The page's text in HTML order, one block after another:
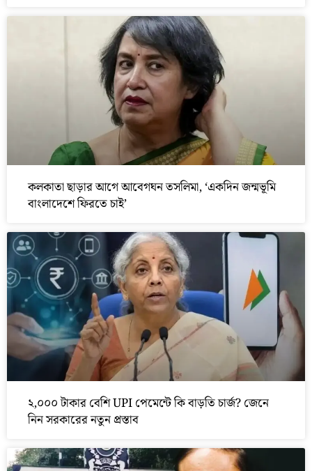
কলকাতা ছাড়ার আগে আবেগঘন তসলিমা, ‘একদিন জন্মভূমি
বাংলাদেশে ফিরতে চাই’
২,০০০ টাকার বেশি UPI পেমেন্টে কি বাড়তি চার্জ? জেনে
নিন সরকারের নতুন প্রস্তাব